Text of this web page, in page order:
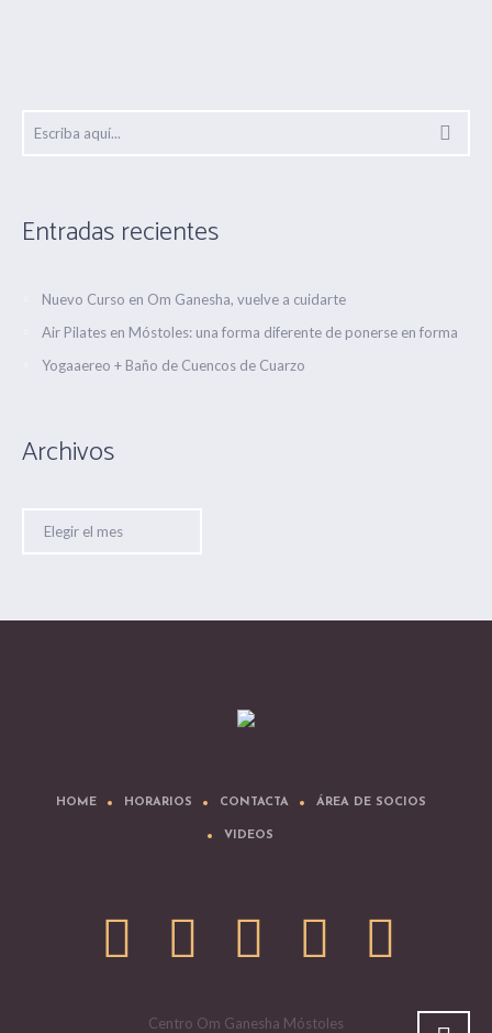
Entradas recientes
Nuevo Curso en Om Ganesha, vuelve a cuidarte
Air Pilates en Móstoles: una forma diferente de ponerse en forma
Yogaaereo + Baño de Cuencos de Cuarzo
Archivos
HOME HORARIOS CONTACTA ÁREA DE SOCIOS
VIDEOS
Centro Om Ganesha Móstoles